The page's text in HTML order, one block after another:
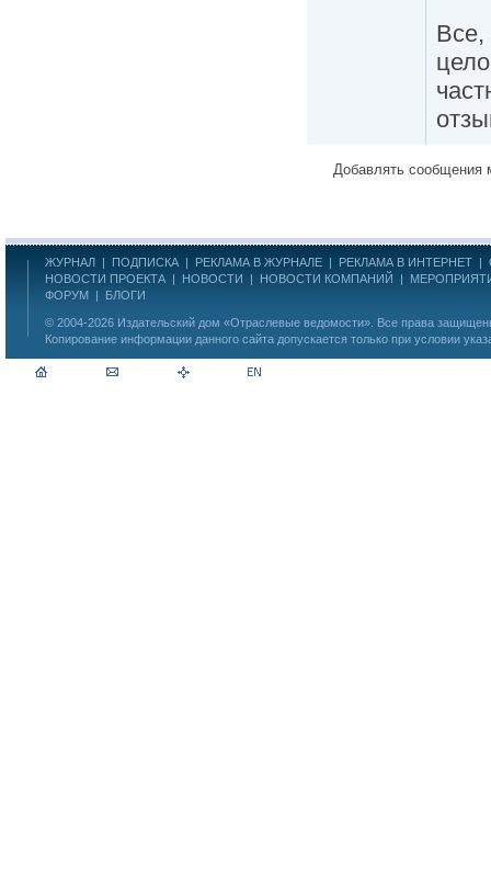
Все,
Добавлять сообщения
ЖУРНАЛ | ПОДПИСКА | РЕКЛАМА В ЖУРНАЛЕ | РЕКЛАМА В ИНТЕРНЕТ |
НОВОСТИ ПРОЕКТА | НОВОСТИ | НОВОСТИ КОМПАНИЙ |
ФОРУМ | БЛОГИ
© 2004-2026 Издательский дом «Отраслевые ведомости» . Все права
Копирование информации данного сайта допускается только при условии